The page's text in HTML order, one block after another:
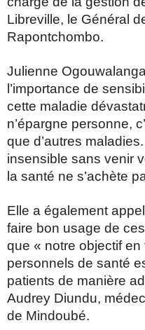
Libreville, le Général
Rapontchombo.
Julienne
l’importance de
cette maladie
n’épargne personne,
que d’autres
insensible sans venir
la santé ne s’achète
Elle a également
faire bon usage de
que « notre objectif
personnels de santé
patients de manière
Audrey Diundu,
de Mindoubé.